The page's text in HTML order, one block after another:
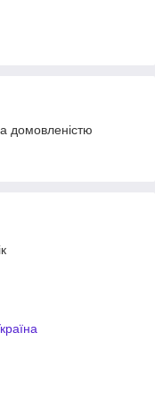
домовленістю